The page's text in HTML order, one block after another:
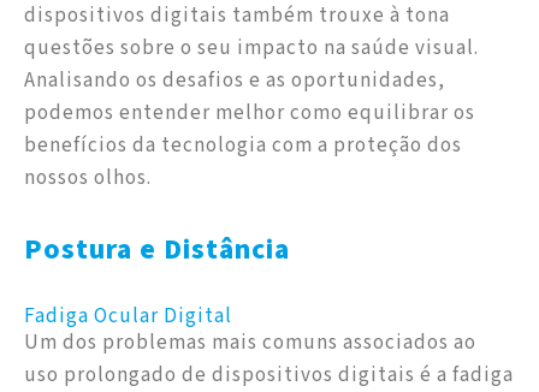
dispositivos digitais também trouxe à tona
questões sobre o seu impacto na saúde visual.
Analisando os desafios e as oportunidades,
podemos entender melhor como equilibrar os
benefícios da tecnologia com a proteção dos
nossos olhos.
Postura e Distância
Fadiga Ocular Digital
Um dos problemas mais comuns associados ao
uso prolongado de dispositivos digitais é a fadiga